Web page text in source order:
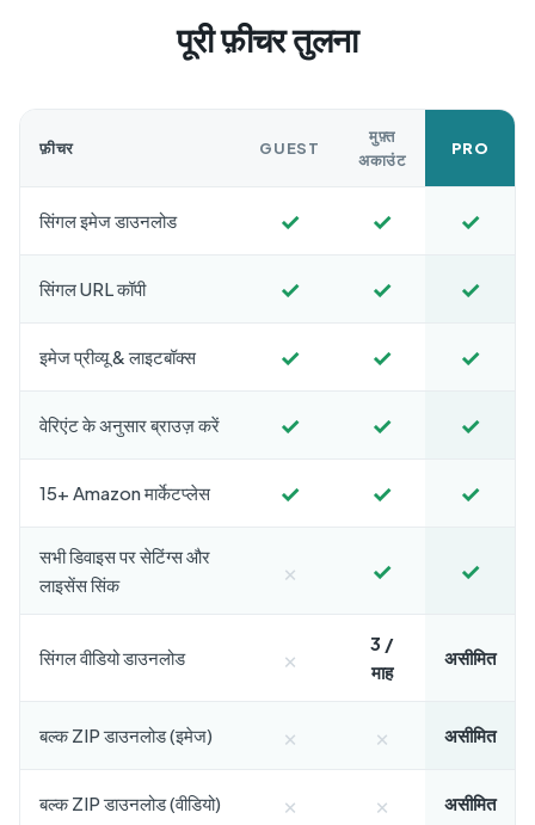
पूरी फ़ीचर तुलना
फ़ीचर GUEST
मुफ़्त
अकाउंट
PRO
सिंगल इमेज डाउनलोड ✓ ✓ ✓
सिंगल URL कॉपी ✓ ✓ ✓
इमेज प्रीव्यू & लाइटबॉक्स ✓ ✓ ✓
वेरिएंट के अनुसार ब्राउज़ करें ✓ ✓ ✓
15+ Amazon मार्केटप्लेस ✓ ✓ ✓
सभी डिवाइस पर सेटिंग्स और
लाइसेंस सिंक
× ✓ ✓
सिंगल वीडियो डाउनलोड ×
3 /
माह
असीमित
बल्क ZIP डाउनलोड (इमेज) × × असीमित
बल्क ZIP डाउनलोड (वीडियो) × × असीमित